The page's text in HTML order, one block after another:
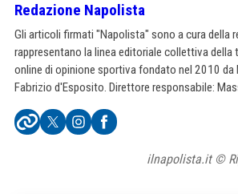
Redazione Napolista
Gli articoli firmati "Napolista" sono a cura della
rappresentano la linea editoriale collettiva
online di opinione sportiva fondato nel 2010 da
Fabrizio d'Esposito. Direttore responsabile:
ilnapolista.it ©